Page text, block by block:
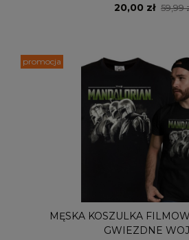
20,00 zł 59,99
MĘSKA KOSZULKA
GWIEZDNE
promocja